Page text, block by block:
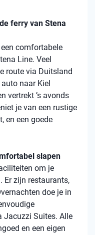
ferry van Stena
comfortabele
Line. Veel
route via Duitsland
naar Kiel
vertrekt ’s avonds
je van een rustige
en een goede
slapen
om je
Er zijn restaurants,
doe je in
Jacuzzi Suites. Alle
en een eigen